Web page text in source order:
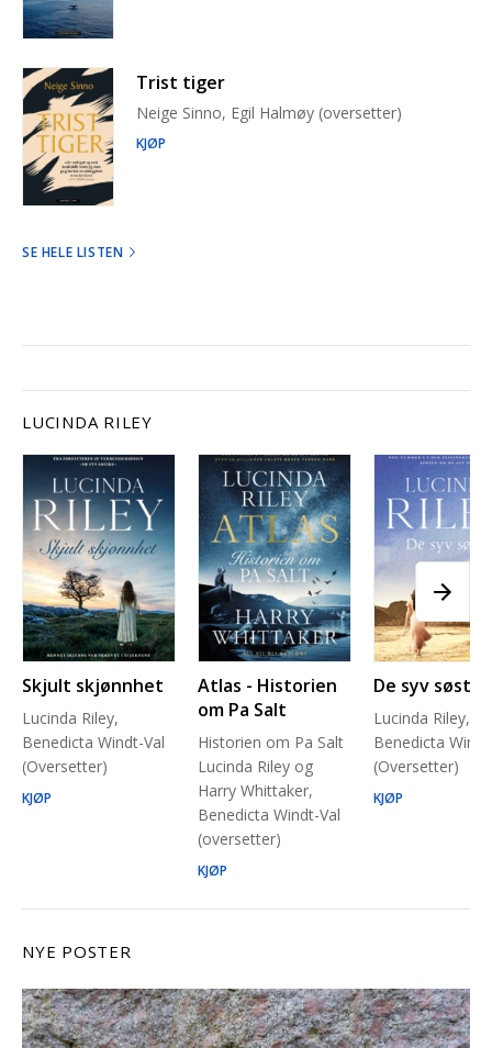
Trist tiger
Neige Sinno, Egil Halmøy (oversetter)
KJØP
SE HELE LISTEN
LUCINDA RILEY
Skjult skjønnhet
Lucinda Riley,
Benedicta Windt-Val
(Oversetter)
KJØP
Atlas - Historien
om Pa Salt
Historien om Pa Salt
Lucinda Riley og
Harry Whittaker,
Benedicta Windt-Val
(oversetter)
KJØP
De syv søstre
Lucinda Riley,
Benedicta
(Oversetter)
KJØP
NYE POSTER